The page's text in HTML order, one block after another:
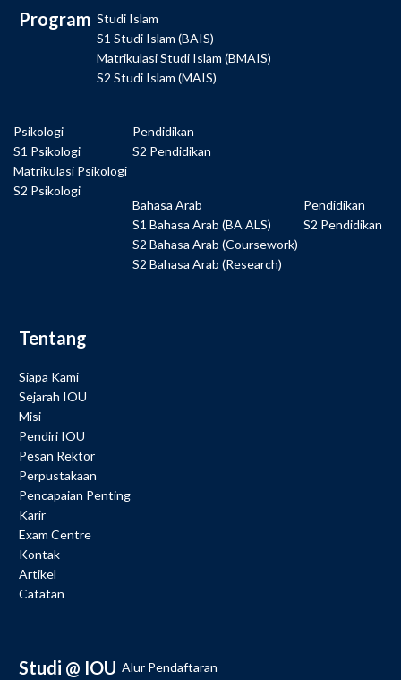
Program Studi Islam
S1 Studi Islam (BAIS)
Matrikulasi Studi Islam (BMAIS)
S2 Studi Islam (MAIS)
Psikologi
S1 Psikologi
Matrikulasi Psikologi
S2 Psikologi
Pendidikan
S2 Pendidikan
Bahasa Arab
S1 Bahasa Arab (BA ALS)
S2 Bahasa Arab (Coursework)
S2 Bahasa Arab (Research)
Pendidikan
S2 Pendidikan
Tentang
Siapa Kami
Sejarah IOU
Misi
Pendiri IOU
Pesan Rektor
Perpustakaan
Pencapaian Penting
Karir
Exam Centre
Kontak
Artikel
Catatan
Studi @ IOU Alur Pendaftaran